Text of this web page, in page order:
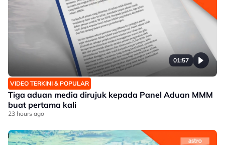
01:57
VIDEO TERKINI & POPULAR
Tiga aduan media dirujuk kepada Panel Aduan MMM
buat pertama kali
23 hours ago